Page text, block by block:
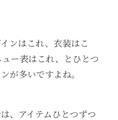
ンはこれ、衣装はこ
ー表はこれ、とひとつ
が多いですよね。
、アイテムひとつずつ